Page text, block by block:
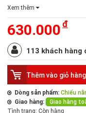
và không bị xê dịch.
Sản phẩm được bảo hành 1
Chính sách đổi hàng trong 7
Xem thêm
630.000 đ
113 khách hàng
Thêm vào giỏ hàng
Dòng sản phẩm: Chiếu
Giao hàng:
Giao hàng
Tình trạng: Còn hàng